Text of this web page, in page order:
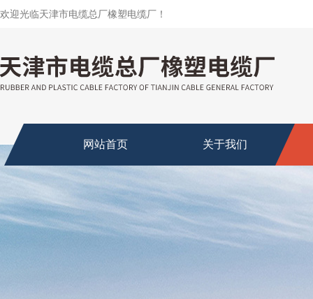
欢迎光临天津市电缆总厂橡塑电缆厂！
网站首页 关于我们